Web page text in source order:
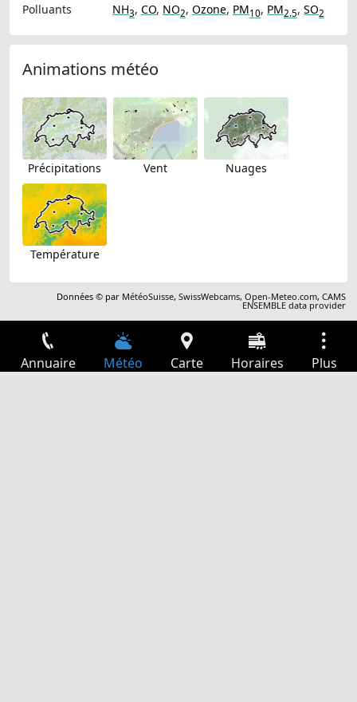
Polluants
NH3, CO, NO2, Ozone, PM10, PM2.5, SO2
Animations météo
Précipitations Vent Nuages
Température
Données © par MétéoSuisse,SwissWebcams,Open-Meteo.com,CAMS
ENSEMBLE data provider
Annuaire Météo Carte Horaires Plus